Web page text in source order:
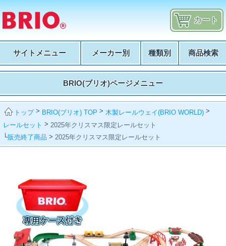
カート
サイトメニュー メーカー別 種類別 商品検索
BRIO(ブリオ)ページメニュー
トップ> BRIO(ブリオ) TOP > 木製レールウェイ(BRIO WORLD) >
レールセット > 2025年クリスマス限定レールセット
└販売終了商品 > 2025年クリスマス限定レールセット